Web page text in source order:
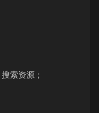
搜索资源；